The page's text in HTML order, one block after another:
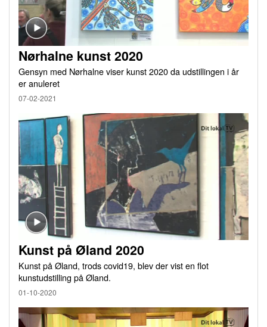
Nørhalne kunst 2020
Gensyn med Nørhalne viser kunst 2020 da udstillingen i år
er anuleret
07-02-2021
Kunst på Øland 2020
Kunst på Øland, trods covid19, blev der vist en flot
kunstudstilling på Øland.
01-10-2020